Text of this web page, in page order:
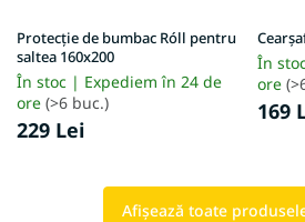
Protecție de bumbac Róll pentru
saltea 160x200
În stoc | Expediem în 24 de
ore (>6 buc.)
229 Lei
În
ore
169
Afişează toate